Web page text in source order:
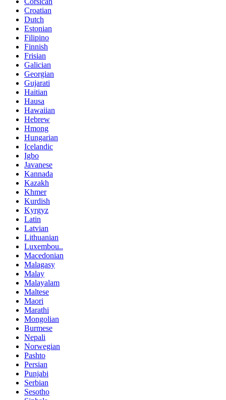
Croatian
Dutch
Estonian
Filipino
Finnish
Frisian
Galician
Georgian
Gujarati
Haitian
Hausa
Hawaiian
Hebrew
Hmong
Hungarian
Icelandic
Igbo
Javanese
Kannada
Kazakh
Khmer
Kurdish
Kyrgyz
Latin
Latvian
Lithuanian
Luxembou..
Macedonian
Malagasy
Malay
Malayalam
Maltese
Maori
Marathi
Mongolian
Burmese
Nepali
Norwegian
Pashto
Persian
Punjabi
Serbian
Sesotho